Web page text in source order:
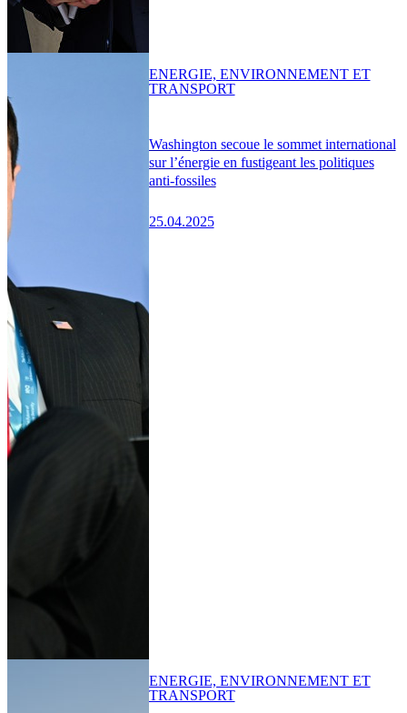
Washington secoue le sommet international
sur l’énergie en fustigeant les politiques
anti-fossiles
25.04.2025
ENERGIE, ENVIRONNEMENT ET
TRANSPORT
ENERGIE, ENVIRONNEMENT ET
TRANSPORT